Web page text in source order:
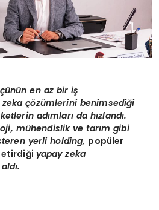
en az bir iş
çözümlerini benimsediği
adımları da hızlandı.
mühendislik ve tarım gibi
yerli holding, popüler
yapay zeka